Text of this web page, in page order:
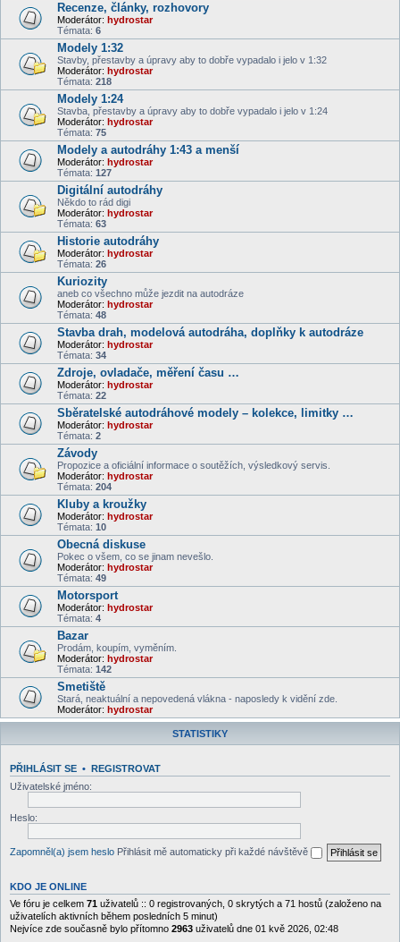
Recenze, články, rozhovory
Moderátor: hydrostar
Témata: 6
Modely 1:32
Stavby, přestavby a úpravy aby to dobře vypadalo i jelo v 1:32
Moderátor: hydrostar
Témata: 218
Modely 1:24
Stavba, přestavby a úpravy aby to dobře vypadalo i jelo v 1:24
Moderátor: hydrostar
Témata: 75
Modely a autodráhy 1:43 a menší
Moderátor: hydrostar
Témata: 127
Digitální autodráhy
Někdo to rád digi
Moderátor: hydrostar
Témata: 63
Historie autodráhy
Moderátor: hydrostar
Témata: 26
Kuriozity
aneb co všechno může jezdit na autodráze
Moderátor: hydrostar
Témata: 48
Stavba drah, modelová autodráha, doplňky k autodráze
Moderátor: hydrostar
Témata: 34
Zdroje, ovladače, měření času …
Moderátor: hydrostar
Témata: 22
Sběratelské autodráhové modely – kolekce, limitky …
Moderátor: hydrostar
Témata: 2
Závody
Propozice a oficiální informace o soutěžích, výsledkový servis.
Moderátor: hydrostar
Témata: 204
Kluby a kroužky
Moderátor: hydrostar
Témata: 10
Obecná diskuse
Pokec o všem, co se jinam nevešlo.
Moderátor: hydrostar
Témata: 49
Motorsport
Moderátor: hydrostar
Témata: 4
Bazar
Prodám, koupím, vyměním.
Moderátor: hydrostar
Témata: 142
Smetiště
Stará, neaktuální a nepovedená vlákna - naposledy k vidění zde.
Moderátor: hydrostar
STATISTIKY
PŘIHLÁSIT SE • REGISTROVAT
Uživatelské jméno:
Heslo:
Zapomněl(a) jsem heslo Přihlásit mě automaticky při každé návštěvě
KDO JE ONLINE
Ve fóru je celkem 71 uživatelů :: 0 registrovaných, 0 skrytých a 71 hostů (založeno na
uživatelích aktivních během posledních 5 minut)
Nejvíce zde současně bylo přítomno 2963 uživatelů dne 01 kvě 2026, 02:48